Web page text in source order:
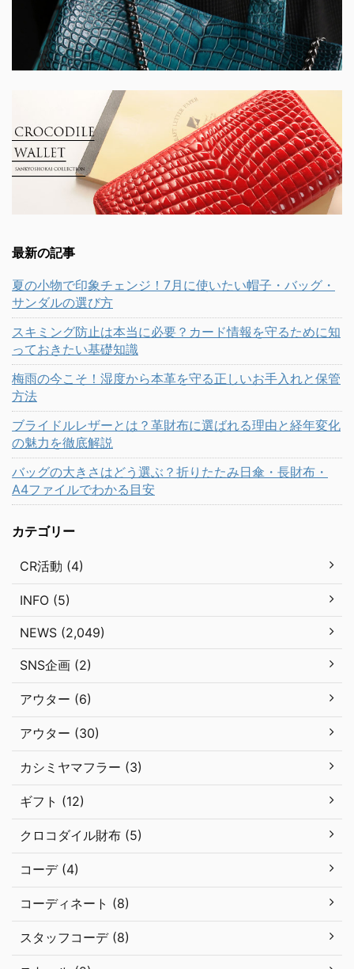
最新の記事
夏の小物で印象チェンジ！7月に使いたい帽子・バッグ・
サンダルの選び方
スキミング防止は本当に必要？カード情報を守るために知
っておきたい基礎知識
梅雨の今こそ！湿度から本革を守る正しいお手入れと保管
方法
ブライドルレザーとは？革財布に選ばれる理由と経年変化
の魅力を徹底解説
バッグの大きさはどう選ぶ？折りたたみ日傘・長財布・
A4ファイルでわかる目安
カテゴリー
CR活動 (4)
INFO (5)
NEWS (2,049)
SNS企画 (2)
アウター (6)
アウター (30)
カシミヤマフラー (3)
ギフト (12)
クロコダイル財布 (5)
コーデ (4)
コーディネート (8)
スタッフコーデ (8)